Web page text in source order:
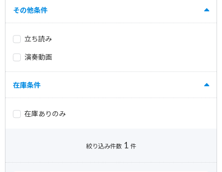
その他条件
立ち読み
演奏動画
在庫条件
在庫ありのみ
絞り込み件数 1 件